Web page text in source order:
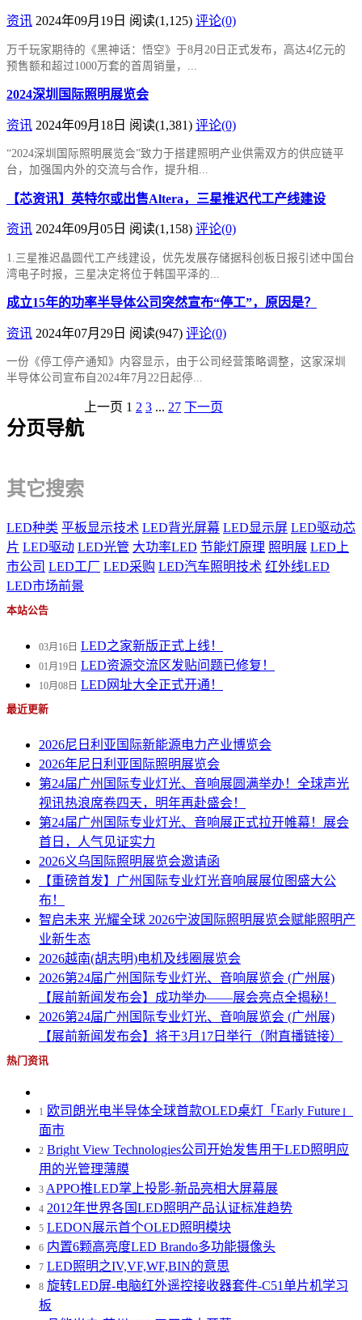
资讯 2024年09月19日 阅读(1,125) 评论(0)
万千玩家期待的《黑神话：悟空》于8月20日正式发布，高达4亿元的
预售额和超过1000万套的首周销量，...
2024深圳国际照明展览会
资讯 2024年09月18日 阅读(1,381) 评论(0)
“2024深圳国际照明展览会”致力于搭建照明产业供需双方的供应链平
台，加强国内外的交流与合作，提升相...
【芯资讯】英特尔或出售Altera，三星推迟代工产线建设
资讯 2024年09月05日 阅读(1,158) 评论(0)
1.三星推迟晶圆代工产线建设，优先发展存储据科创板日报引述中国台
湾电子时报，三星决定将位于韩国平泽的...
成立15年的功率半导体公司突然宣布“停工”，原因是？
资讯 2024年07月29日 阅读(947) 评论(0)
一份《停工停产通知》内容显示，由于公司经营策略调整，这家深圳
半导体公司宣布自2024年7月22日起停...
分页导航
上一页 1 2 3 ... 27 下一页
其它搜索
LED种类 平板显示技术 LED背光屏幕 LED显示屏 LED驱动芯
片 LED驱动 LED光管 大功率LED 节能灯原理 照明展 LED上
市公司 LED工厂 LED采购 LED汽车照明技术 红外线LED
LED市场前景
本站公告
03月16日 LED之家新版正式上线！
01月19日 LED资源交流区发贴问题已修复！
10月08日 LED网址大全正式开通！
最近更新
2026尼日利亚国际新能源电力产业博览会
2026年尼日利亚国际照明展览会
第24届广州国际专业灯光、音响展圆满举办！全球声光
视讯热浪席卷四天，明年再赴盛会！
第24届广州国际专业灯光、音响展正式拉开帷幕！展会
首日，人气见证实力
2026义乌国际照明展览会邀请函
【重磅首发】广州国际专业灯光音响展展位图盛大公
布！
智启未来 光耀全球 2026宁波国际照明展览会赋能照明产
业新生态
2026越南(胡志明)电机及线圈展览会
2026第24届广州国际专业灯光、音响展览会 (广州展)
【展前新闻发布会】成功举办——展会亮点全揭秘！
2026第24届广州国际专业灯光、音响展览会 (广州展)
【展前新闻发布会】将于3月17日举行（附直播链接）
热门资讯
1 欧司朗光电半导体全球首款OLED桌灯「Early Future」
面市
2 Bright View Technologies公司开始发售用于LED照明应
用的光管理薄膜
3 APPO推LED掌上投影-新品亮相大屏幕展
4 2012年世界各国LED照明产品认证标准趋势
5 LEDON展示首个OLED照明模块
6 内置6颗高亮度LED Brando多功能摄像头
7 LED照明之IV,VF,WF,BIN的意思
8 旋转LED屏-电脑红外遥控接收器套件-C51单片机学习
板